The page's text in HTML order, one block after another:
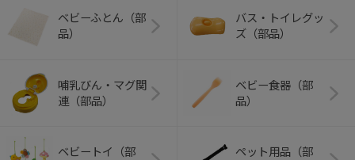
ベビーふとん（部
品）
バス・トイレグッ
ズ（部品）
哺乳びん・マグ関
連（部品）
ベビー食器（部
品）
ベビートイ（部
ペット用品（部